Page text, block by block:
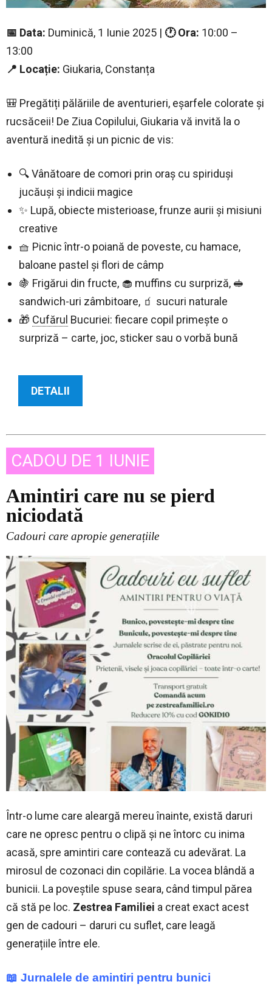
📅 Data: Duminică, 1 Iunie 2025 | 🕐 Ora: 10:00 –
13:00
📍 Locație: Giukaria, Constanța
🎒 Pregătiți pălăriile de aventurieri, eșarfele colorate și
rucsăceii! De Ziua Copilului, Giukaria vă invită la o
aventură inedită și un picnic de vis:
🔍 Vânătoare de comori prin oraș cu spiriduși
jucăuși și indicii magice
✨ Lupă, obiecte misterioase, frunze aurii și misiuni
creative
🧺 Picnic într-o poiană de poveste, cu hamace,
baloane pastel și flori de câmp
🍇 Frigărui din fructe, 🧁 muffins cu surpriză, 🥪
sandwich-uri zâmbitoare, 🧃 sucuri naturale
🎁 Cufărul Bucuriei: fiecare copil primește o
surpriză – carte, joc, sticker sau o vorbă bună
DETALII
CADOU DE 1 IUNIE
Amintiri care nu se pierd
niciodată
Cadouri care apropie generațiile
Într-o lume care aleargă mereu înainte, există daruri
care ne opresc pentru o clipă și ne întorc cu inima
acasă, spre amintiri care contează cu adevărat. La
mirosul de cozonaci din copilărie. La vocea blândă a
bunicii. La poveștile spuse seara, când timpul părea
că stă pe loc. Zestrea Familiei a creat exact acest
gen de cadouri – daruri cu suflet, care leagă
generațiile între ele.
📖 Jurnalele de amintiri pentru bunici